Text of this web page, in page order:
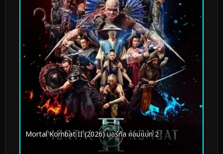
Mortal Kombat II (2026) มอร์ทัล คอมแบท 2